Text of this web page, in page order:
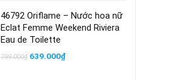
46792 Oriflame – Nước hoa nữ
Eclat Femme Weekend Riviera
Eau de Toilette
799.000₫ Giá
639.000₫Giá